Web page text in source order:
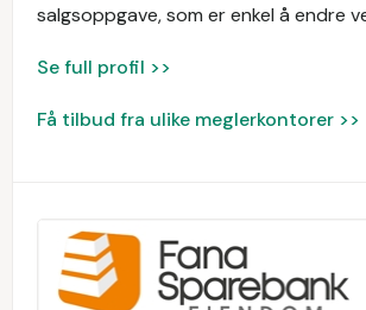
salgsoppgave, som er enkel å endre
Se full profil >>
Få tilbud fra ulike meglerkontorer >>